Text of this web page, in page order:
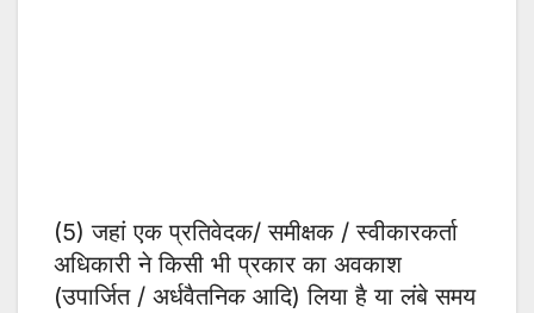
(5) जहां एक प्रतिवेदक/ समीक्षक / स्वीकारकर्ता
अधिकारी ने किसी भी प्रकार का अवकाश
(उपार्जित / अर्धवैतनिक आदि) लिया है या लंबे समय